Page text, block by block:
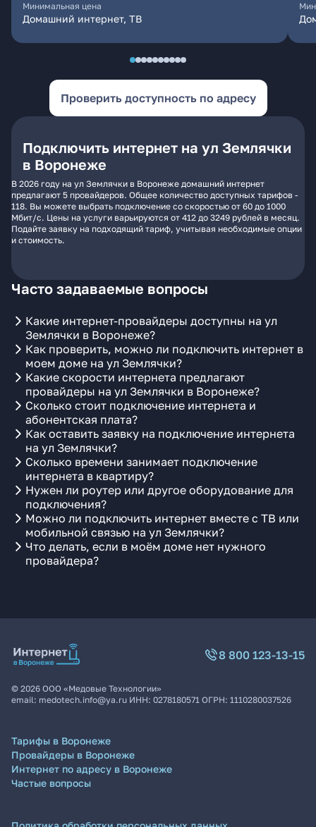
Минимальная цена
Домашний интернет, ТВ
Проверить доступность по адресу
Подключить интернет на ул Землячки
в Воронеже
В 2026 году на ул Землячки в Воронеже домашний интернет
предлагают 5 провайдеров. Общее количество доступных тарифов -
118. Вы можете выбрать подключение со скоростью от 60 до 1000
Мбит/с. Цены на услуги варьируются от 412 до 3249 рублей в месяц.
Подайте заявку на подходящий тариф, учитывая необходимые опции
и стоимость.
Часто задаваемые вопросы
Какие интернет-провайдеры доступны на ул
Землячки в Воронеже?
Как проверить, можно ли подключить интернет в
моем доме на ул Землячки?
Какие скорости интернета предлагают
провайдеры на ул Землячки в Воронеже?
Сколько стоит подключение интернета и
абонентская плата?
Как оставить заявку на подключение интернета
на ул Землячки?
Сколько времени занимает подключение
интернета в квартиру?
Нужен ли роутер или другое оборудование для
подключения?
Можно ли подключить интернет вместе с ТВ или
мобильной связью на ул Землячки?
Что делать, если в моём доме нет нужного
провайдера?
8 800 123-13-15
© 2026 ООО «Медовые Технологии»
email: medotech.info@ya.ru ИНН: 0278180571 ОГРН: 1110280037526
Тарифы в Воронеже
Провайдеры в Воронеже
Интернет по адресу в Воронеже
Частые вопросы